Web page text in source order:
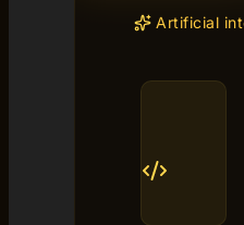
Artificial